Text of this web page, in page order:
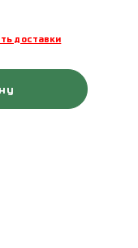
доставки